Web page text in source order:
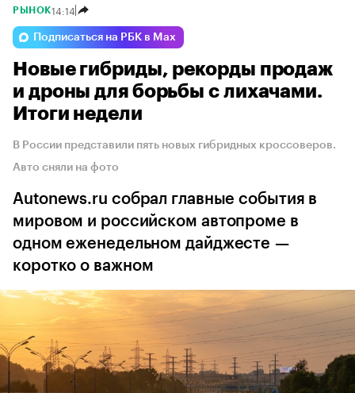
РЫНОК14:14
Подписаться на РБК в Max
Новые гибриды, рекорды продаж
и дроны для борьбы с лихачами.
Итоги недели
В России представили пять новых гибридных кроссоверов.
Авто сняли на фото
Autonews.ru собрал главные события в
мировом и российском автопроме в
одном еженедельном дайджесте —
коротко о важном